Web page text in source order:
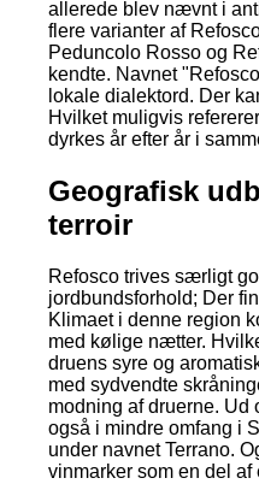
allerede blev nævnt i
flere varianter af
Peduncolo Rosso og
kendte. Navnet
lokale dialektord. Der
Hvilket muligvis
dyrkes år efter år i
Geografisk
terroir
Refosco trives særligt
jordbundsforhold; Der
Klimaet i denne region
med kølige nætter.
druens syre og
med sydvendte
modning af druerne. Ud
også i mindre omfang i
under navnet Terrano.
vinmarker som en del